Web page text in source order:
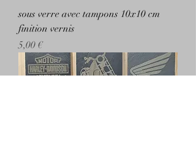
sous verre avec tampons 10x10 cm
finition vernis
Prix
5,00 €